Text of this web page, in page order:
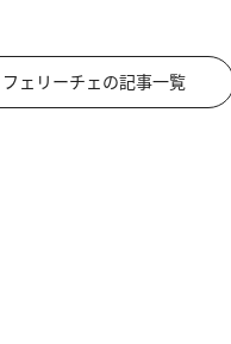
フェリーチェの記事一覧